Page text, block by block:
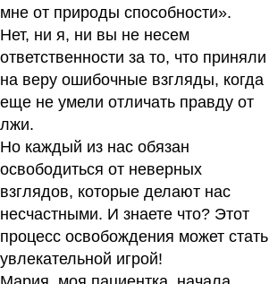
мне от природы способности».
Нет, ни я, ни вы не несем
ответственности за то, что приняли
на веру ошибочные взгляды, когда
еще не умели отличать правду от
лжи.
Но каждый из нас обязан
освободиться от неверных
взглядов, которые делают нас
несчастными. И знаете что? Этот
процесс освобождения может стать
увлекательной игрой!